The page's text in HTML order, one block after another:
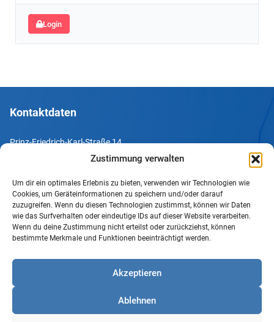
Zustimmung verwalten
Um dir ein optimales Erlebnis zu bieten, verwenden wir Technologien wie
Cookies, um Geräteinformationen zu speichern und/oder darauf
zuzugreifen. Wenn du diesen Technologien zustimmst, können wir Daten
wie das Surfverhalten oder eindeutige IDs auf dieser Website verarbeiten.
Wenn du deine Zustimmung nicht erteilst oder zurückziehst, können
bestimmte Merkmale und Funktionen beeinträchtigt werden.
Akzeptieren
Ablehnen
Login
Kontaktdaten
Prinz-Friedrich-Karl-Straße 14
Tel. +49 231 952052-10
Fax +49 231 952052-60
e-Mail info@uv-do.de
Internet www.uv-do.de
Impressum